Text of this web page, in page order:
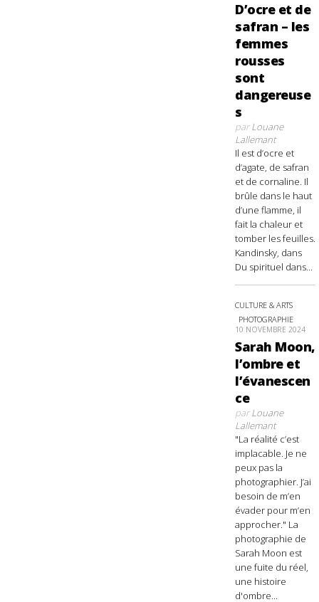
D’ocre et de
safran – les
femmes
rousses
sont
dangereuse
s
parLouane
Lallemant
Il est d’ocre et
d’agate, de safran
et de cornaline. Il
brûle dans le haut
d’une flamme, il
fait la chaleur et
tomber les feuilles.
Kandinsky, dans
Du spirituel dans...
CULTURE & ARTS
PHOTOGRAPHIE
10 NOVEMBRE 2024
Sarah Moon,
l’ombre et
l’évanescen
ce
parLouane
Lallemant
"La réalité c’est
implacable. Je ne
peux pas la
photographier. J’ai
besoin de m’en
évader pour m’en
approcher." La
photographie de
Sarah Moon est
une fuite du réel,
une histoire
d'ombre...